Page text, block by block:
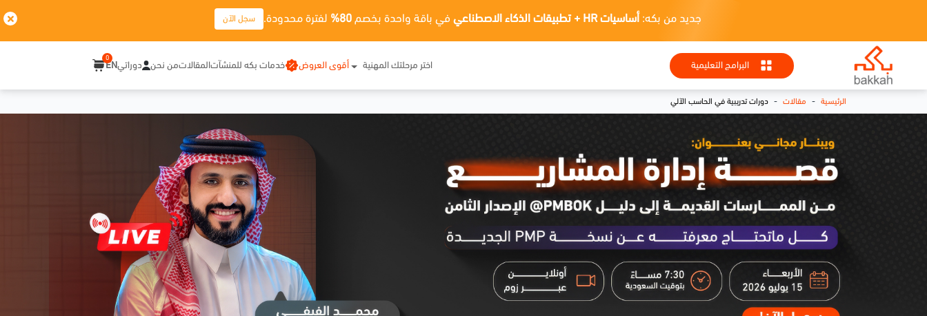
جديد من بكه: أساسيات HR + تطبيقات الذكاء الاصطناعي في باقة واحدة بخصم 80% لفترة محدودة. سجل الآن
البرامج التعليمية اختر مرحلتك المهنية أقوى العروض خدمات بكه للمنشآتالمقالاتمن نحن دوراتيEN
0
الرئيسية - مقالات - دورات تدريبية في الحاسب الآلي